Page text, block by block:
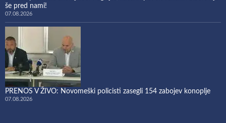
še pred nami!
07.08.2026
PRENOS V ŽIVO: Novomeški policisti zasegli 154 zabojev konoplje
07.08.2026